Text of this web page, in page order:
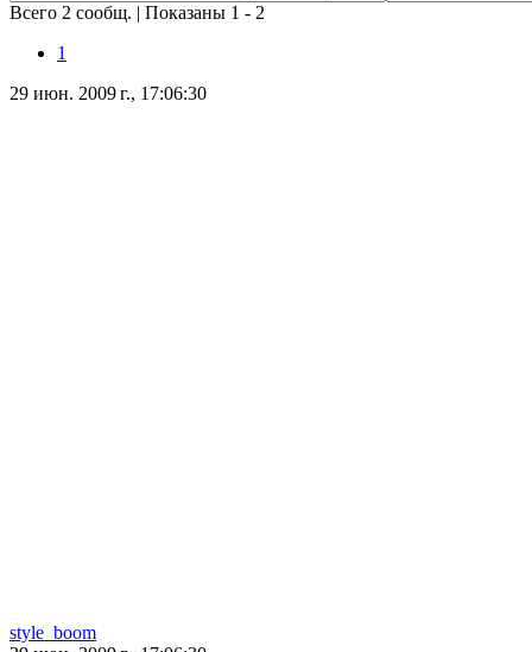
Всего 2 сообщ. | Показаны 1 - 2
1
29 июн. 2009 г., 17:06:30
style_boom